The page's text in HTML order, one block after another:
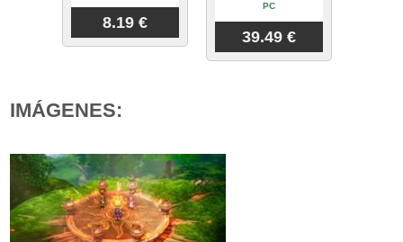
8.19 €
PC
39.49 €
IMÁGENES: